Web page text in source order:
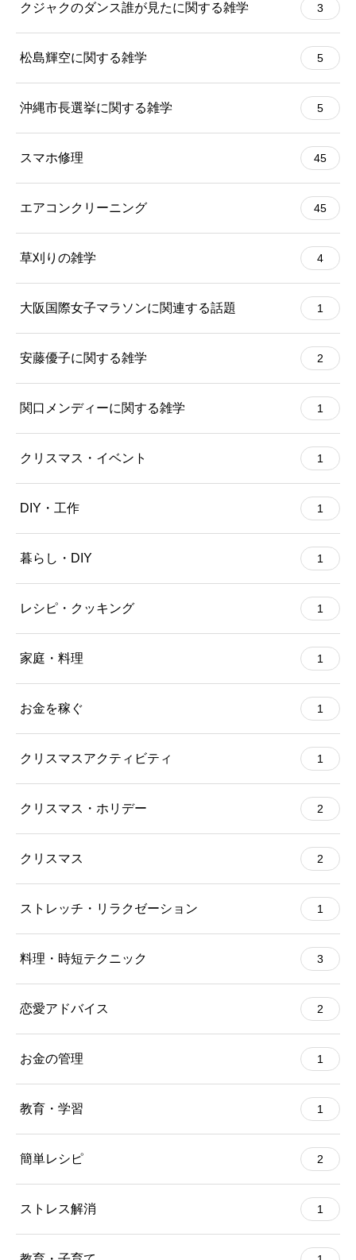
クジャクのダンス誰が見たに関する雑学 3
松島輝空に関する雑学 5
沖縄市長選挙に関する雑学 5
スマホ修理 45
エアコンクリーニング 45
草刈りの雑学 4
大阪国際女子マラソンに関連する話題 1
安藤優子に関する雑学 2
関口メンディーに関する雑学 1
クリスマス・イベント 1
DIY・工作 1
暮らし・DIY 1
レシピ・クッキング 1
家庭・料理 1
お金を稼ぐ 1
クリスマスアクティビティ 1
クリスマス・ホリデー 2
クリスマス 2
ストレッチ・リラクゼーション 1
料理・時短テクニック 3
恋愛アドバイス 2
お金の管理 1
教育・学習 1
簡単レシピ 2
ストレス解消 1